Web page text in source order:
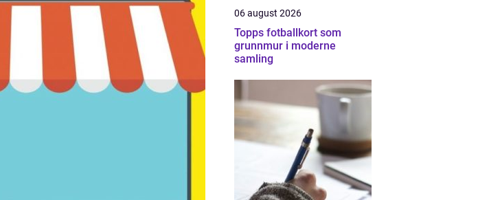
06 august 2026
Topps fotballkort som
grunnmur i moderne
samling